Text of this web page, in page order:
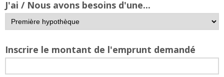
J'ai / Nous avons besoins d'une...
Inscrire le montant de l'emprunt demandé